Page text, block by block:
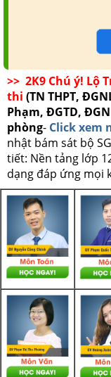
>> 2K9 Chú ý! Lộ
thi (TN THPT,
Phạm, ĐGTD,
phòng- Click xem
nhật bám sát bộ
tiết: Nền tảng lớp
dạng đáp ứng mọi